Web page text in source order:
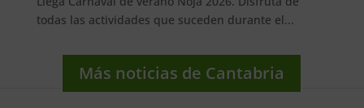
todas las actividades que suceden durante el...
Más noticias de Cantabria